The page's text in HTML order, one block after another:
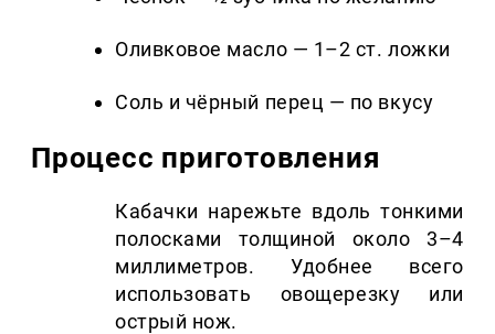
Оливковое масло — 1–2 ст. ложки
Соль и чёрный перец — по вкусу
Процесс приготовления
Кабачки нарежьте вдоль тонкими
полосками толщиной около 3–4
миллиметров. Удобнее всего
использовать овощерезку или
острый нож.